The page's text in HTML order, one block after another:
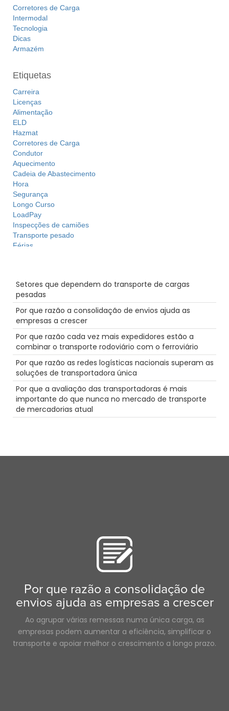
Corretores de Carga
Intermodal
Tecnologia
Dicas
Armazém
Etiquetas
Carreira
Licenças
Alimentação
ELD
Hazmat
Corretores de Carga
Condutor
Aquecimento
Cadeia de Abastecimento
Hora
Segurança
Longo Curso
LoadPay
Inspecções de camiões
Transporte pesado
Férias
Caminho de ferro
Dicas
Agentes
Envio com temperatura controlada
Furacão
Destaque
Segurança
Reefer
Intermodal
Tecnologia
Produtividade
recompensas de combustível
Discriminação
Setores que dependem do transporte de cargas
pesadas
Por que razão a consolidação de envios ajuda as
empresas a crescer
Por que razão cada vez mais expedidores estão a
combinar o transporte rodoviário com o ferroviário
Por que razão as redes logísticas nacionais superam as
soluções de transportadora única
Por que a avaliação das transportadoras é mais
importante do que nunca no mercado de transporte
de mercadorias atual
Por que razão a consolidação de
envios ajuda as empresas a crescer
Ao agrupar várias remessas numa única carga, as
empresas podem aumentar a eficiência, simplificar o
transporte e apoiar melhor o crescimento a longo prazo.